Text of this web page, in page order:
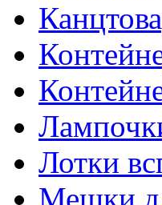
Лотки